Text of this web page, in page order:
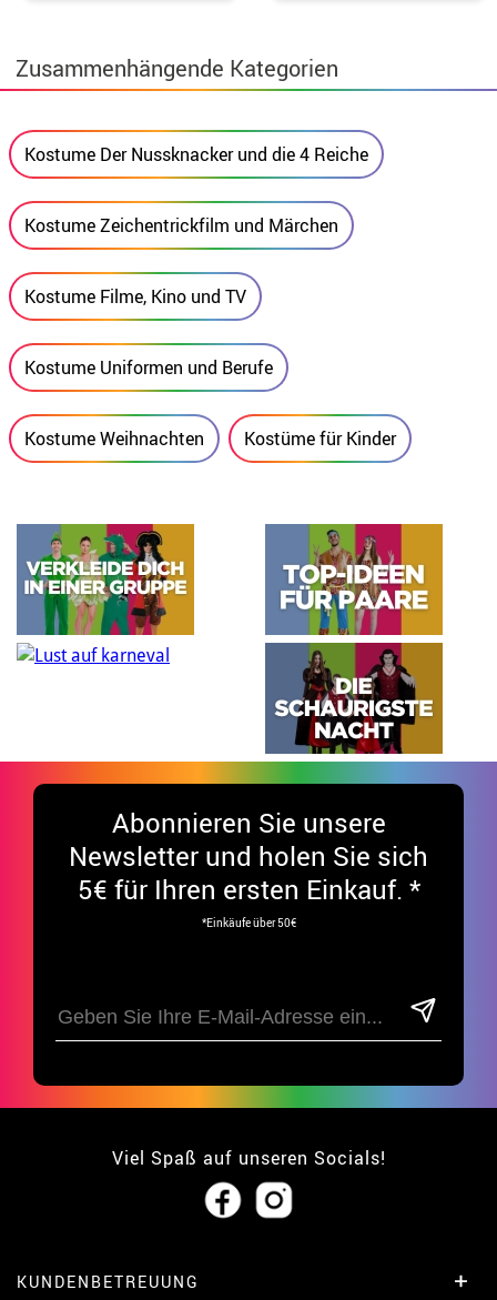
Zusammenhängende Kategorien
Kostume Der Nussknacker und die 4 Reiche
Kostume Zeichentrickfilm und Märchen
Kostume Filme, Kino und TV
Kostume Uniformen und Berufe
Kostume Weihnachten Kostüme für Kinder
Abonnieren Sie unsere
Newsletter und holen Sie sich
5€ für Ihren ersten Einkauf. *
*Einkäufe über 50€
Viel Spaß auf unseren Socials!
KUNDENBETREUUNG